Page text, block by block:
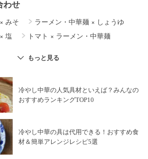
わせ
× みそ ラーメン・中華麺 × しょうゆ
× 塩 トマト × ラーメン・中華麺
ラーメン・中華麺
・中華麺
スパイス・香辛料
牛乳
もっと見る
冷やし中華の人気具材といえば？みんなの
おすすめランキングTOP10
冷やし中華の具は代用できる！おすすめ食
材＆簡単アレンジレシピ5選